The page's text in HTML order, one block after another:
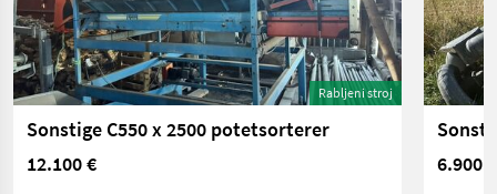
Rabljeni stroj
Sonstige C550 x 2500 potetsorterer
12.100 €
6.900 €